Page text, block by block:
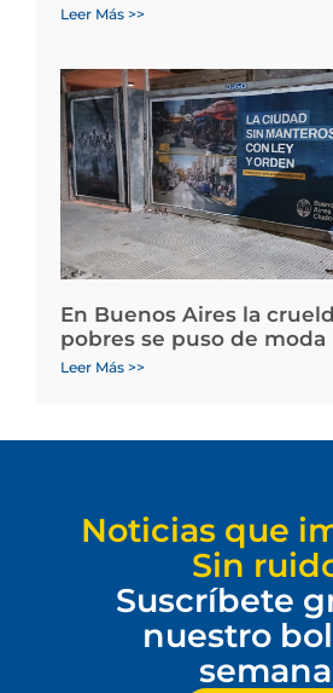
Leer Más >>
En Buenos Aires la
pobres se puso de moda
Leer Más >>
Noticias que
Sin
Suscríbete
nuestro